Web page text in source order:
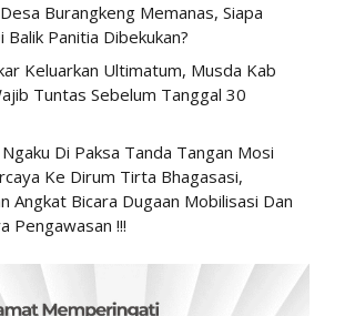
Burangkeng Memanas, Siapa
Balik Panitia Dibekukan?
Keluarkan Ultimatum, Musda Kab
Tuntas Sebelum Tanggal 30
Di Paksa Tanda Tangan Mosi
Ke Dirum Tirta Bhagasasi,
Angkat Bicara Dugaan Mobilisasi Dan
Pengawasan !!!